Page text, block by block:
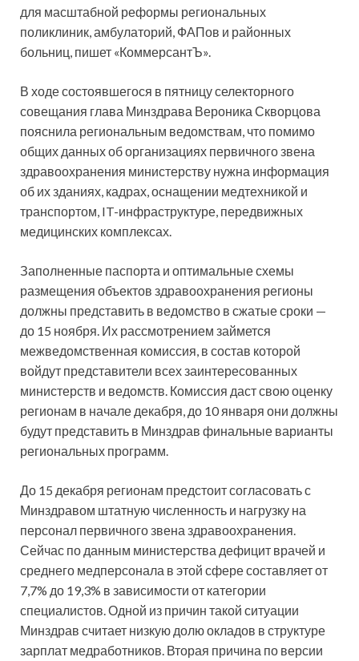
для масштабной реформы региональных
поликлиник, амбулаторий, ФАПов и районных
больниц, пишет «КоммерсантЪ».
В ходе состоявшегося в пятницу селекторного
совещания глава Минздрава Вероника Скворцова
пояснила региональным ведомствам, что помимо
общих данных об организациях первичного звена
здравоохранения министерству нужна информация
об их зданиях, кадрах, оснащении медтехникой и
транспортом, IT-инфраструктуре, передвижных
медицинских комплексах.
Заполненные паспорта и оптимальные схемы
размещения объектов здравоохранения регионы
должны представить в ведомство в сжатые сроки —
до 15 ноября. Их рассмотрением займется
межведомственная комиссия, в состав которой
войдут представители всех заинтересованных
министерств и ведомств. Комиссия даст свою оценку
регионам в начале декабря, до 10 января они должны
будут представить в Минздрав финальные варианты
региональных программ.
До 15 декабря регионам предстоит согласовать с
Минздравом штатную численность и нагрузку на
персонал первичного звена здравоохранения.
Сейчас по данным министерства дефицит врачей и
среднего медперсонала в этой сфере составляет от
7,7% до 19,3% в зависимости от категории
специалистов. Одной из причин такой ситуации
Минздрав считает низкую долю окладов в структуре
зарплат медработников. Вторая причина по версии